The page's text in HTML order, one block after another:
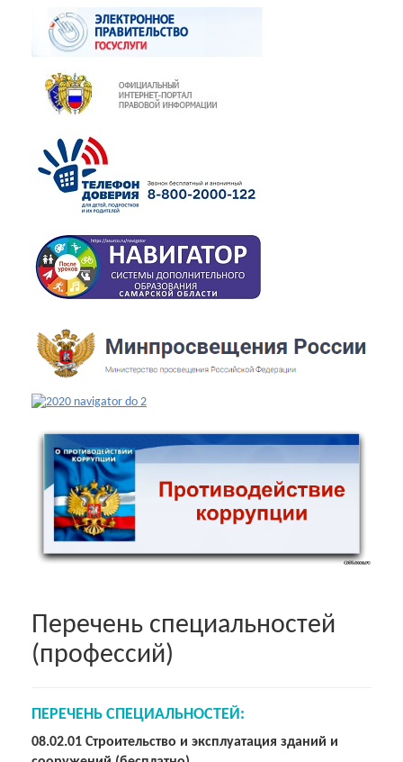
Перечень специальностей
(профессий)
ПЕРЕЧЕНЬ СПЕЦИАЛЬНОСТЕЙ:
08.02.01 Строительство и эксплуатация зданий и